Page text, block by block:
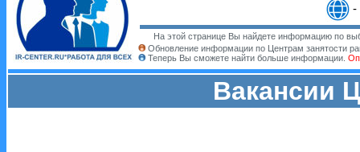
-
На этой странице Вы найдете информацию по
Обновление информации по Центрам занятости
Теперь Вы сможете найти больше информации.
Вакансии